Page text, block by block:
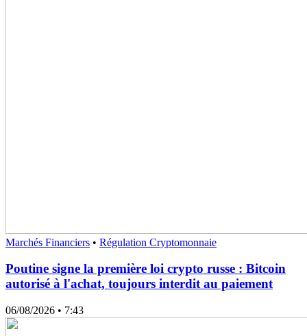
Marchés Financiers • Régulation Cryptomonnaie
Poutine signe la première loi crypto russe : Bitcoin
autorisé à l'achat, toujours interdit au paiement
06/08/2026 • 7:43